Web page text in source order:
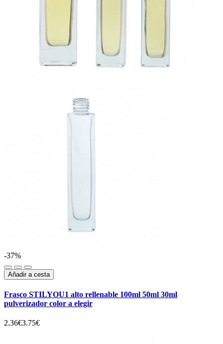
-37%
Añadir a cesta
Frasco STILYOU1 alto rellenable 100ml 50ml 30ml
pulverizador color a elegir
2.36€3.75€